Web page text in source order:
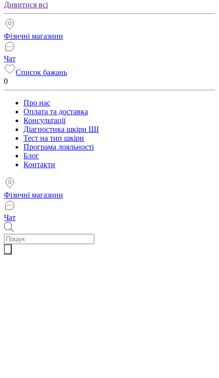
Дивитися всі
Фізичні магазини
Чат
Список бажань
0
Про нас
Оплата та доставка
Консультації
Діагностика шкіри ШІ
Тест на тип шкіри
Програма лояльності
Блог
Контакти
Фізичні магазини
Чат
Пошук
товарів